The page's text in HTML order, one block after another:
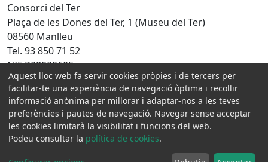
Consorci del Ter
Plaça de les Dones del Ter, 1 (Museu del Ter)
08560 Manlleu
Tel. 93 850 71 52
NIF P0800060F
Amb la col·laboració de:
Aquest lloc web fa servir cookies pròpies i de tercers per
facilitar-te una experiència de navegació òptima i recollir
informació anònima per millorar i adaptar-nos a les teves
preferències i pautes de navegació. Navegar sense acceptar
les cookies limitarà la visibilitat i funcions del web.
Podeu consultar la política de cookies.